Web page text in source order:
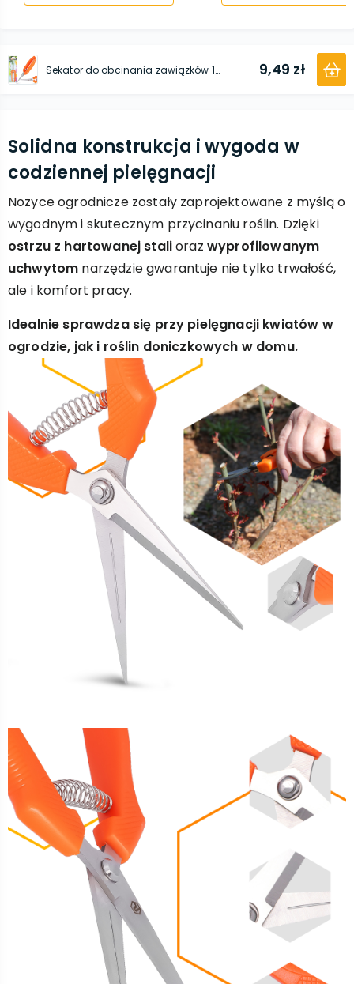
Sekator do obcinania zawiązków 190 mm x 30 mm 9,49 zł
Solidna konstrukcja i wygoda w
codziennej pielęgnacji
Nożyce ogrodnicze zostały zaprojektowane z myślą o
wygodnym i skutecznym przycinaniu roślin. Dzięki
ostrzu z hartowanej stalioraz wyprofilowanym
uchwytom narzędzie gwarantuje nie tylko trwałość,
ale i komfort pracy.
Idealnie sprawdza się przy pielęgnacji kwiatów w
ogrodzie, jak i roślin doniczkowych w domu.